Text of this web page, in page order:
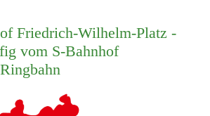
Friedrich-Wilhelm-Platz -
vom S-Bahnhof